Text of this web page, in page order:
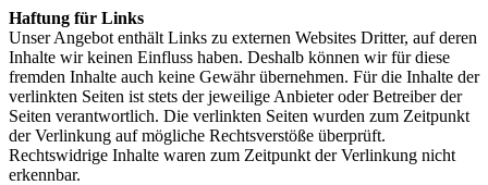
Haftung für Links
Unser Angebot enthält Links zu externen Websites Dritter, auf deren
Inhalte wir keinen Einfluss haben. Deshalb können wir für diese
fremden Inhalte auch keine Gewähr übernehmen. Für die Inhalte der
verlinkten Seiten ist stets der jeweilige Anbieter oder Betreiber der
Seiten verantwortlich. Die verlinkten Seiten wurden zum Zeitpunkt
der Verlinkung auf mögliche Rechtsverstöße überprüft.
Rechtswidrige Inhalte waren zum Zeitpunkt der Verlinkung nicht
erkennbar.